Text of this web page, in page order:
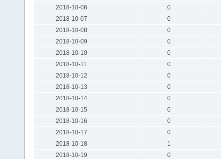
2018-10-06
0
2018-10-07
0
2018-10-08
0
2018-10-09
0
2018-10-10
0
2018-10-11
0
2018-10-12
0
2018-10-13
0
2018-10-14
0
2018-10-15
0
2018-10-16
0
2018-10-17
0
2018-10-18
1
2018-10-19
0